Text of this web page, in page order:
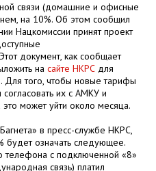
связи (домашние и офисные
на 10%. Об этом сообщил
Нацкомиссии принят проект
документ, как сообщает
насайте НКРС для
Для того, чтобы новые тарифы
согласовать их с АМКУ и
может уйти около месяца.
в пресс-службе НКРС,
будет означать следующее.
телефона с подключенной «8»
связь) платил